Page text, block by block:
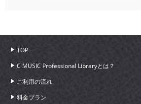
TOP
C MUSIC Professional Libraryとは？
ご利用の流れ
料金プラン